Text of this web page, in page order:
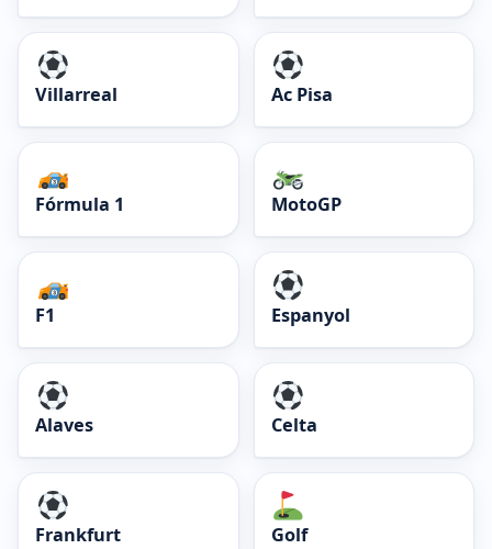
Villarreal Ac Pisa
Fórmula 1 MotoGP
F1 Espanyol
Alaves Celta
Frankfurt Golf